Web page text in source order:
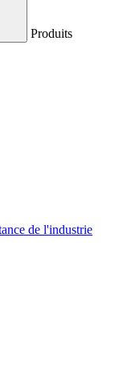
Produits
de l'industrie